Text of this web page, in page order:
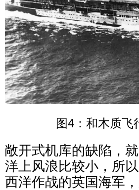
图4：和木质飞
敞开式机库的缺陷，
洋上风浪比较小，所
西洋作战的英国海军